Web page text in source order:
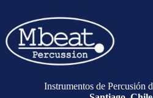
Instrumentos de Percusión